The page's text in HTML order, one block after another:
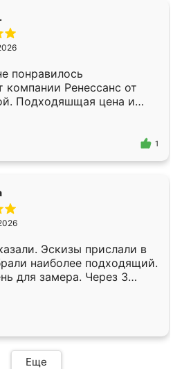
понравилось
компании Ренессанс от
Подходяшщая цена и
Приехавший
Владислав
эскизу самый
1
Эскизы прислали в
наиболее подходящий.
для замера. Через 3
уже готова. Остались
Спасибо Ренессанс
работу!
Еще